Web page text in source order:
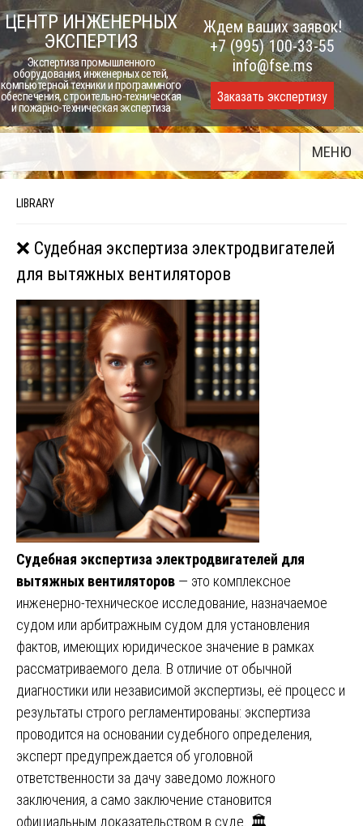
Skip
to
content
ЦЕНТР ИНЖЕНЕРНЫХ
ЭКСПЕРТИЗ
Экспертиза промышленного
оборудования, инженерных сетей,
компьютерной техники и программного
обеспечения, строительно-техническая
и пожарно-техническая экспертиза
Ждем ваших заявок!
+7 (995) 100-33-55
info@fse.ms
Заказать экспертизу
МЕНЮ
LIBRARY
❌ Судебная экспертиза электродвигателей
для вытяжных вентиляторов
Судебная экспертиза электродвигателей для
вытяжных вентиляторов — это комплексное
инженерно-техническое исследование, назначаемое
судом или арбитражным судом для установления
фактов, имеющих юридическое значение в рамках
рассматриваемого дела. В отличие от обычной
диагностики или независимой экспертизы, её процесс и
результаты строго регламентированы: экспертиза
проводится на основании судебного определения,
эксперт предупреждается об уголовной
ответственности за дачу заведомо ложного
заключения, а само заключение становится
официальным доказательством в суде. 🏛️